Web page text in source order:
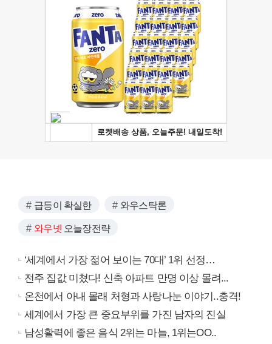
급등이 확실한 와우스탁론
와우넷 오늘장전략
‘세계에서 가장 젊어 보이는 70대’ 1위 선정…
전주 집값 미쳤다! 신축 아파트 만명 이상 몰려...
온천에서 아내 몰래 처형과 사랑나눈 이야기..충격!
세계에서 가장 큰 중요부위를 가진 남자의 진실
남성활력에 좋은 음식 2위는 마늘, 1위는OO..